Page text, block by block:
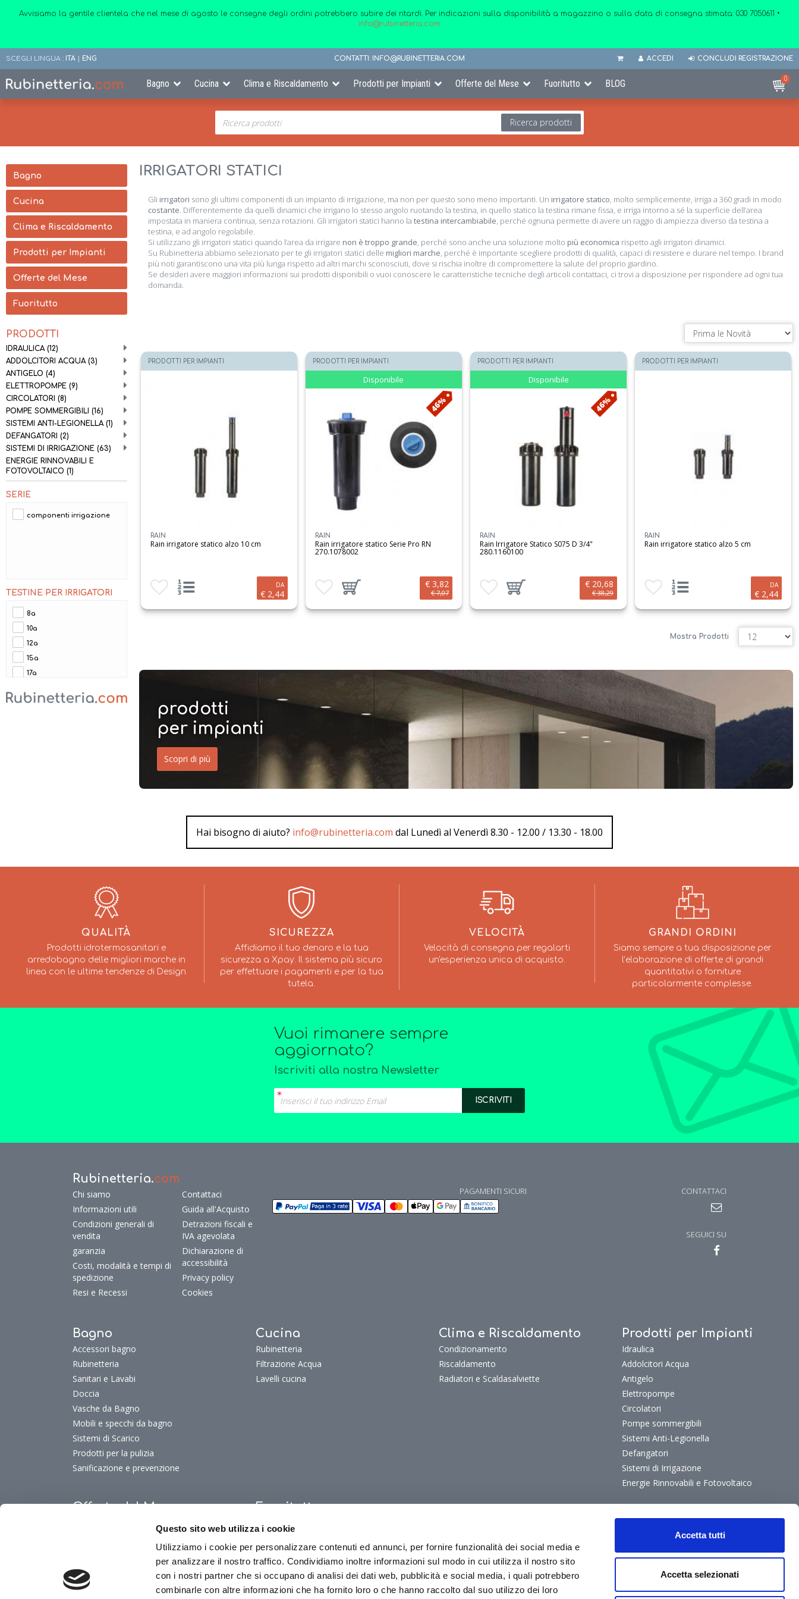
Questo sito web utilizza i cookie
Utilizziamo i cookie per personalizzare contenuti ed annunci, per fornire funzionalità dei social media e
per analizzare il nostro traffico. Condividiamo inoltre informazioni sul modo in cui utilizza il nostro sito
con i nostri partner che si occupano di analisi dei dati web, pubblicità e social media, i quali potrebbero
combinarle con altre informazioni che ha fornito loro o che hanno raccolto dal suo utilizzo dei loro
Accetta tutti
Accetta selezionati
Avvisiamo la gentile clientela che nel mese di agosto le consegne degli ordini potrebbero subire dei ritardi. Per indicazioni sulla disponibilità a magazzino o sulla data di consegna stimata: 030 7050611 •
info@rubinetteria.com
SCEGLI LINGUA : ITA | ENG CONTATTI: INFO@RUBINETTERIA.COM ACCEDI CONCLUDI REGISTRAZIONE
Bagno Cucina Clima e Riscaldamento Prodotti per Impianti Offerte del Mese Fuoritutto BLOG 0
Ricerca prodotti
Bagno
Cucina
Clima e Riscaldamento
Prodotti per Impianti
Offerte del Mese
Fuoritutto
PRODOTTI
IDRAULICA (12)
ADDOLCITORI ACQUA (3)
ANTIGELO (4)
ELETTROPOMPE (9)
CIRCOLATORI (8)
POMPE SOMMERGIBILI (16)
SISTEMI ANTI-LEGIONELLA (1)
DEFANGATORI (2)
SISTEMI DI IRRIGAZIONE (63)
ENERGIE RINNOVABILI E
FOTOVOLTAICO (1)
SERIE
componenti irrigazione
TESTINE PER IRRIGATORI
8a
10a
12a
15a
17a
IRRIGATORI STATICI
Gli irrigatori sono gli ultimi componenti di un impianto di irrigazione, ma non per questo sono meno importanti. Un irrigatore statico, molto semplicemente, irriga a 360 gradi in modo
costante. Differentemente da quelli dinamici che irrigano lo stesso angolo ruotando la testina, in quello statico la testina rimane fissa, e irriga intorno a sé la superficie dell’area
impostata in maniera continua, senza rotazioni. Gli irrigatori statici hanno la testina intercambiabile, perché ognuna permette di avere un raggio di ampiezza diverso da testina a
testina, e ad angolo regolabile.
Si utilizzano gli irrigatori statici quando l’area da irrigare non è troppo grande, perché sono anche una soluzione molto più economica rispetto agli irrigatori dinamici.
Su Rubinetteria abbiamo selezionato per te gli irrigatori statici delle migliori marche, perché è importante scegliere prodotti di qualità, capaci di resistere e durare nel tempo. I brand
più noti garantiscono una vita più lunga rispetto ad altri marchi sconosciuti, dove si rischia inoltre di compromettere la salute del proprio giardino.
Se desideri avere maggiori informazioni sui prodotti disponibili o vuoi conoscere le caratteristiche tecniche degli articoli contattaci, ci trovi a disposizione per rispondere ad ogni tua
domanda.
PRODOTTI PER IMPIANTI
RAIN
Rain irrigatore statico alzo 10 cm
Aggiungi ai preferitiVisualizza opzioni prodotto DA
€ 2,44
PRODOTTI PER IMPIANTI
Disponibile
46%
RAIN
Rain irrigatore statico Serie Pro RN
270.1078002
Aggiungi ai preferitiAggiungi prodotto al carrello € 3,82
€ 7,07
PRODOTTI PER IMPIANTI
Disponibile
46%
RAIN
Rain Irrigatore Statico S075 D 3/4"
280.1160100
Aggiungi ai preferitiAggiungi prodotto al carrello € 20,68
€ 38,29
PRODOTTI PER IMPIANTI
RAIN
Rain irrigatore statico alzo 5 cm
Aggiungi ai preferitiVisualizza opzioni prodotto DA
€ 2,44
Mostra Prodotti
prodotti
per impianti
Scopri di più
Hai bisogno di aiuto? info@rubinetteria.com dal Lunedì al Venerdì 8.30 - 12.00 / 13.30 - 18.00
QUALITÀ
Prodotti idrotermosanitari e
arredobagno delle migliori marche in
linea con le ultime tendenze di Design
SICUREZZA
Affidiamo il tuo denaro e la tua
sicurezza a Xpay. Il sistema più sicuro
per effettuare i pagamenti e per la tua
tutela.
VELOCITÀ
Velocità di consegna per regalarti
un'esperienza unica di acquisto.
GRANDI ORDINI
Siamo sempre a tua disposizione per
l’elaborazione di offerte di grandi
quantitativi o forniture
particolarmente complesse.
Vuoi rimanere sempre
aggiornato?
Iscriviti alla nostra Newsletter
Rubinetteria.com
Chi siamo
Informazioni utili
Condizioni generali di
vendita
garanzia
Costi, modalità e tempi di
spedizione
Resi e Recessi
Contattaci
Guida all'Acquisto
Detrazioni fiscali e
IVA agevolata
Dichiarazione di
accessibilità
Privacy policy
Cookies
PAGAMENTI SICURI CONTATTACI
SEGUICI SU
Bagno
Accessori bagno
Rubinetteria
Sanitari e Lavabi
Doccia
Vasche da Bagno
Mobili e specchi da bagno
Sistemi di Scarico
Prodotti per la pulizia
Sanificazione e prevenzione
Cucina
Rubinetteria
Filtrazione Acqua
Lavelli cucina
Clima e Riscaldamento
Condizionamento
Riscaldamento
Radiatori e Scaldasalviette
Prodotti per Impianti
Idraulica
Addolcitori Acqua
Antigelo
Elettropompe
Circolatori
Pompe sommergibili
Sistemi Anti-Legionella
Defangatori
Sistemi di Irrigazione
Energie Rinnovabili e Fotovoltaico
Offerte del Mese Fuoritutto
Fuoritutto
FuoriTutto Cucina
FuoriTutto Clima e riscaldamento